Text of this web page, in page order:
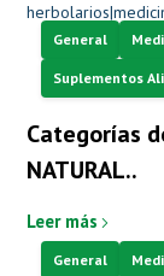
General
Suplementos
Categorías
NATURAL..
Leer más
General